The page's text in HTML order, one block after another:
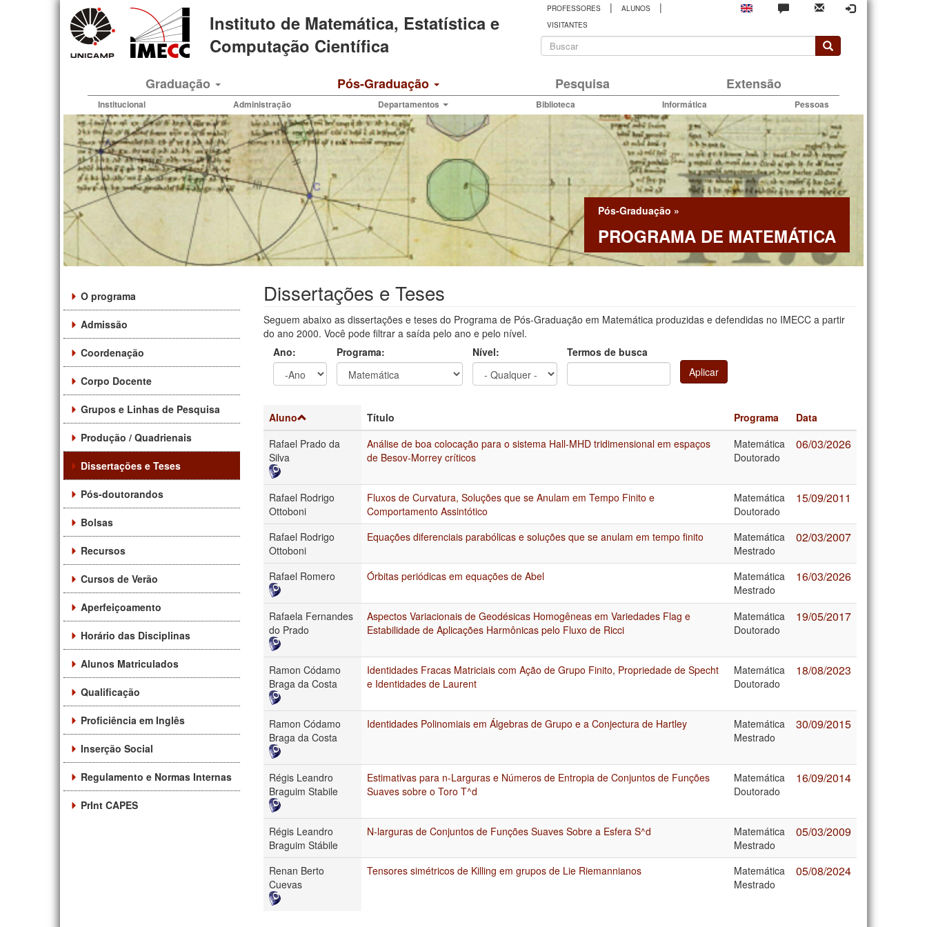
Instituto de Matemática, Estatística e
Computação Científica
PROFESSORES | ALUNOS |
VISITANTES
Formulário
busca
Graduação Pós-Graduação Pesquisa Extensão
Institucional Administração Departamentos Biblioteca Informática Pessoas
Pós-Graduação »
PROGRAMA DE MATEMÁTICA
O programa
Admissão
Coordenação
Corpo Docente
Grupos e Linhas de Pesquisa
Produção / Quadrienais
Dissertações e Teses
Pós-doutorandos
Bolsas
Recursos
Cursos de Verão
Aperfeiçoamento
Horário das Disciplinas
Alunos Matriculados
Qualificação
Proficiência em Inglês
Inserção Social
Regulamento e Normas Internas
PrInt CAPES
Dissertações e Teses
Seguem abaixo as dissertações e teses do Programa de Pós-Graduação em Matemática produzidas e defendidas no IMECC a partir
do ano 2000. Você pode filtrar a saída pelo ano e pelo nível.
Ano:
Programa: Nível:
Termos de busca
Aplicar
Aluno Título Programa
Data
Rafael Prado da
Silva
Análise de boa colocação para o sistema Hall-MHD tridimensional em espaços
de Besov-Morrey críticos
Matemática
Doutorado
06/03/2026
Rafael Rodrigo
Ottoboni
Fluxos de Curvatura, Soluções que se Anulam em Tempo Finito e
Comportamento Assintótico
Matemática
Doutorado
15/09/2011
Rafael Rodrigo
Ottoboni
Equações diferenciais parabólicas e soluções que se anulam em tempo finito
Matemática
Mestrado
02/03/2007
Rafael Romero Órbitas periódicas em equações de Abel
Matemática
Mestrado
16/03/2026
Rafaela Fernandes
do Prado
Aspectos Variacionais de Geodésicas Homogêneas em Variedades Flag e
Estabilidade de Aplicações Harmônicas pelo Fluxo de Ricci
Matemática
Doutorado
19/05/2017
Ramon Códamo
Braga da Costa
Identidades Fracas Matriciais com Ação de Grupo Finito, Propriedade de Specht
e Identidades de Laurent
Matemática
Doutorado
18/08/2023
Ramon Códamo
Braga da Costa
Identidades Polinomiais em Álgebras de Grupo e a Conjectura de Hartley
Matemática
Mestrado
30/09/2015
Régis Leandro
Braguim Stabile
Estimativas para n-Larguras e Números de Entropia de Conjuntos de Funções
Suaves sobre o Toro T^d
Matemática
Doutorado
16/09/2014
Régis Leandro
Braguim Stábile
N-larguras de Conjuntos de Funções Suaves Sobre a Esfera S^d
Matemática
Mestrado
05/03/2009
Renan Berto
Cuevas
Tensores simétricos de Killing em grupos de Lie Riemannianos
Matemática
Mestrado
05/08/2024